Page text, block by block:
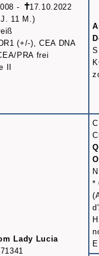
-
17.10.2022
11 M.)
(+/-), CEA DNA
PRA frei
II
Lady Lucia
*